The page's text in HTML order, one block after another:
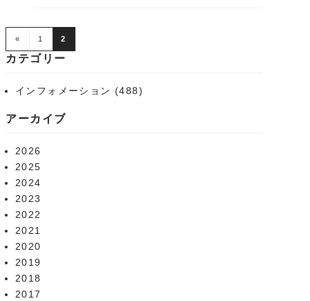
« 1 2
カテゴリー
インフォメーション (488)
アーカイブ
2026
2025
2024
2023
2022
2021
2020
2019
2018
2017